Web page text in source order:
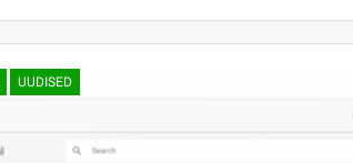
UUDISED